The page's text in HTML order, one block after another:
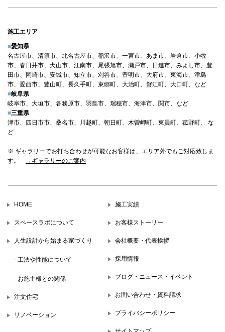
施工エリア
■愛知県
名古屋市、清須市、北名古屋市、稲沢市、一宮市、あま市、岩倉市、小牧
市、春日井市、犬山市、江南市、尾張旭市、瀬戸市、日進市、みよし市、豊
田市、岡崎市、安城市、知立市、刈谷市、豊明市、大府市、東海市、津島
市、愛西市、豊山町、長久手町、東郷町、大治町、蟹江町、大口町、など
■岐阜県
岐阜市、大垣市、各務原市、羽島市、瑞穂市、海津市、関市、など
■三重県
津市、四日市市、桑名市、川越町、朝日町、木曽岬町、東員町、菰野町、 な
ど
※ ギャラリーでお打ち合わせが可能なお客様は、エリア外でもご対応致しま
す。
→ギャラリーのご案内
HOME
スペースラボについて
人生設計から始まる家づくり
- 工法や性能について
- お施主様との関係
注文住宅
リノベーション
施工実績
お客様ストーリー
会社概要・代表挨拶
採用情報
ブログ・ニュース・イベント
お問い合わせ・資料請求
プライバシーポリシー